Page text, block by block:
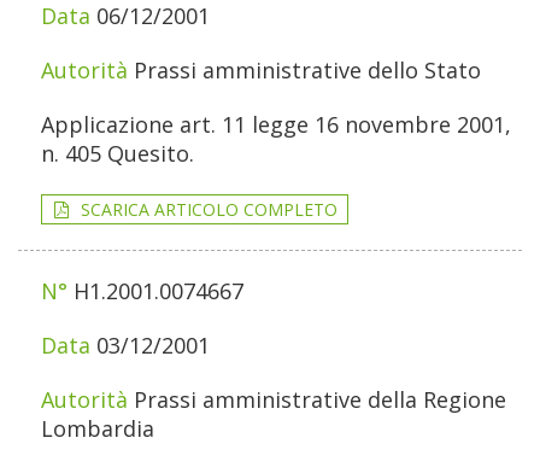
06/12/2001
Prassi amministrative dello Stato
Applicazione art. 11 legge 16 novembre 2001,
n. 405 Quesito.
SCARICA ARTICOLO COMPLETO
H1.2001.0074667
03/12/2001
Prassi amministrative della Regione
Lombardia